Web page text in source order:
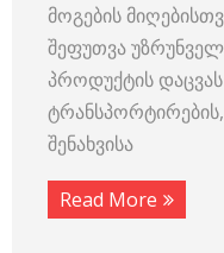
მოგების
შეფუთვა
პროდუქტის დაცვას
ტრანსპორტირების,
შენახვისა
Read More